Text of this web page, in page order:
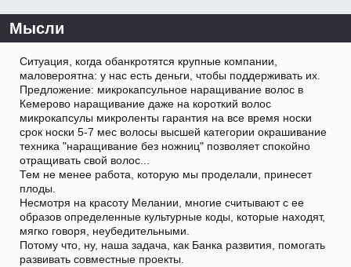
Мысли
Ситуация, когда обанкротятся крупные компании,
маловероятна: у нас есть деньги, чтобы поддерживать их.
Предложение: микрокапсульное наращивание волос в
Кемерово наращивание даже на короткий волос
микрокапсулы микроленты гарантия на все время носки
срок носки 5-7 мес волосы высшей категории окрашивание
техника "наращивание без ножниц" позволяет спокойно
отращивать свой волос...
Тем не менее работа, которую мы проделали, принесет
плоды.
Несмотря на красоту Мелании, многие считывают с ее
образов определенные культурные коды, которые находят,
мягко говоря, неубедительными.
Потому что, ну, наша задача, как Банка развития, помогать
развивать совместные проекты.